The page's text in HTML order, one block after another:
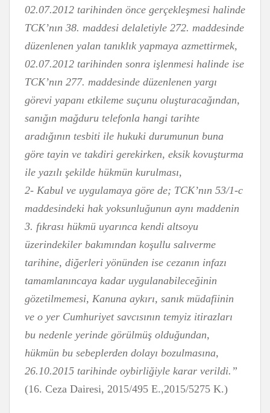
02.07.2012 tarihinden önce gerçekleşmesi halinde
TCK’nın 38. maddesi delaletiyle 272. maddesinde
düzenlenen yalan tanıklık yapmaya azmettirmek,
02.07.2012 tarihinden sonra işlenmesi halinde ise
TCK’nın 277. maddesinde düzenlenen yargı
görevi yapanı etkileme suçunu oluşturacağından,
sanığın mağduru telefonla hangi tarihte
aradığının tesbiti ile hukuki durumunun buna
göre tayin ve takdiri gerekirken, eksik kovuşturma
ile yazılı şekilde hükmün kurulması,
2- Kabul ve uygulamaya göre de; TCK’nın 53/1-c
maddesindeki hak yoksunluğunun aynı maddenin
3. fıkrası hükmü uyarınca kendi altsoyu
üzerindekiler bakımından koşullu salıverme
tarihine, diğerleri yönünden ise cezanın infazı
tamamlanıncaya kadar uygulanabileceğinin
gözetilmemesi, Kanuna aykırı, sanık müdafiinin
ve o yer Cumhuriyet savcısının temyiz itirazları
bu nedenle yerinde görülmüş olduğundan,
hükmün bu sebeplerden dolayı bozulmasına,
26.10.2015 tarihinde oybirliğiyle karar verildi.”
(16. Ceza Dairesi, 2015/495 E.,2015/5275 K.)